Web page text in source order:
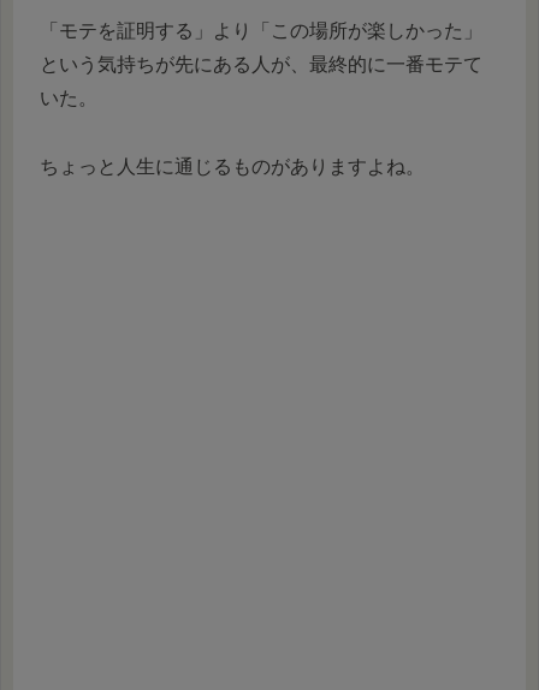
「モテを証明する」より「この場所が楽しかった」
という気持ちが先にある人が、最終的に一番モテて
いた。
ちょっと人生に通じるものがありますよね。